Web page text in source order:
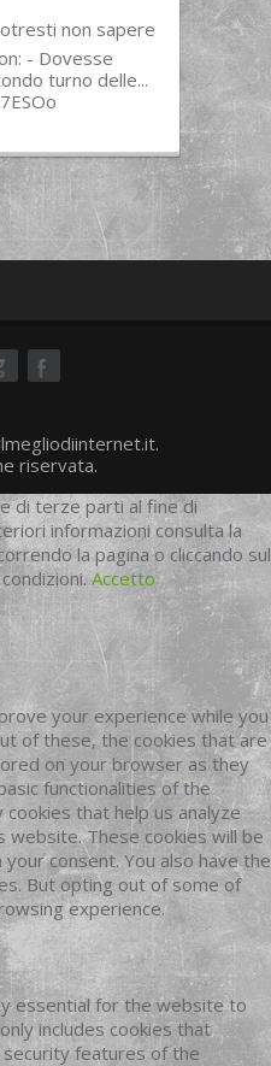
non sapere
- Dovesse
turno delle...
riservata.
di terze parti al fine di
informazioni consulta la
la pagina o cliccando sul
Accetto
your experience while you
of these, the cookies that are
on your browser as they
functionalities of the
that help us analyze
website. These cookies will be
consent. You also have the
But opting out of some of
experience.
essential for the website to
includes cookies that
security features of the